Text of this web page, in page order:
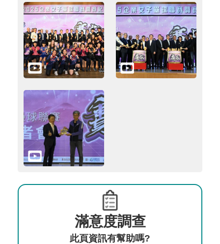
滿意度調查
此頁資訊有幫助嗎?